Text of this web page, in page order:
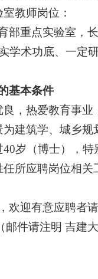
教师岗位：
部重点实验室，
学术功底、一定
基本条件
，热爱教育事业
建筑学、城乡规
岁（博士），特
所应聘岗位相关
欢迎有意应聘者
邮件请注明 吉建